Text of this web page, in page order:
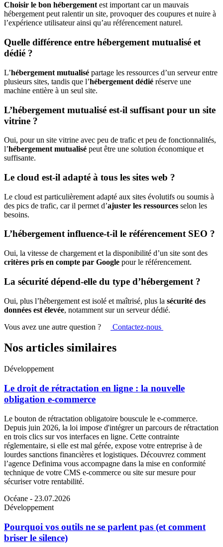
Choisir le bon hébergement est important car un mauvais
hébergement peut ralentir un site, provoquer des coupures et nuire à
l’expérience utilisateur ainsi qu’au référencement naturel.
Quelle différence entre hébergement mutualisé et
dédié ?
L’hébergement mutualisé partage les ressources d’un serveur entre
plusieurs sites, tandis que l’hébergement dédié réserve une
machine entière à un seul site.
L’hébergement mutualisé est-il suffisant pour un site
vitrine ?
Oui, pour un site vitrine avec peu de trafic et peu de fonctionnalités,
l’hébergement mutualisé peut être une solution économique et
suffisante.
Le cloud est-il adapté à tous les sites web ?
Le cloud est particulièrement adapté aux sites évolutifs ou soumis à
des pics de trafic, car il permet d’ajuster les ressources selon les
besoins.
L’hébergement influence-t-il le référencement SEO ?
Oui, la vitesse de chargement et la disponibilité d’un site sont des
critères pris en compte par Google pour le référencement.
La sécurité dépend-elle du type d’hébergement ?
Oui, plus l’hébergement est isolé et maîtrisé, plus la sécurité des
données est élevée, notamment sur un serveur dédié.
Vous avez une autre question ?
Contactez-nous
Nos articles similaires
Développement
Le droit de rétractation en ligne : la nouvelle
obligation e-commerce
Le bouton de rétractation obligatoire bouscule le e-commerce.
Depuis juin 2026, la loi impose d'intégrer un parcours de rétractation
en trois clics sur vos interfaces en ligne. Cette contrainte
réglementaire, si elle est mal gérée, expose votre entreprise à de
lourdes sanctions financières et logistiques. Découvrez comment
l’agence Definima vous accompagne dans la mise en conformité
technique de votre CMS e-commerce ou site sur mesure pour
sécuriser votre rentabilité.
Océane - 23.07.2026
Développement
Pourquoi vos outils ne se parlent pas (et comment
briser le silence)